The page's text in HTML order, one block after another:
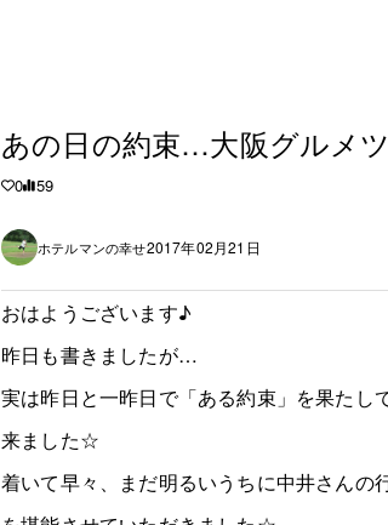
あの日の約束…大阪グルメ
0 59
ホテルマンの幸せ2017年02月21日
おはようございます♪
昨日も書きましたが…
実は昨日と一昨日で「ある約束」を果たし
来ました☆
着いて早々、まだ明るいうちに中井さんの